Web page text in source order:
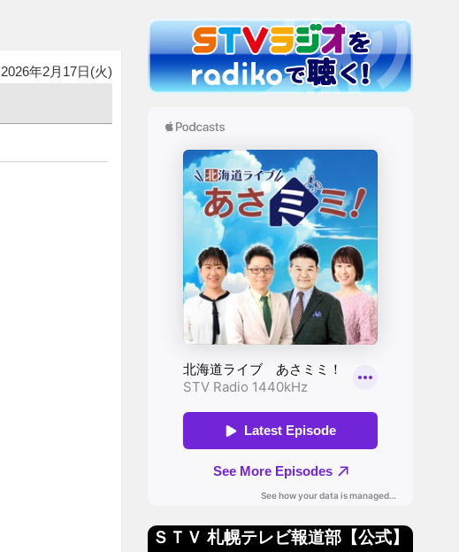
2026年2月17日(火)
ＳＴＶ 札幌テレビ報道部【公式】